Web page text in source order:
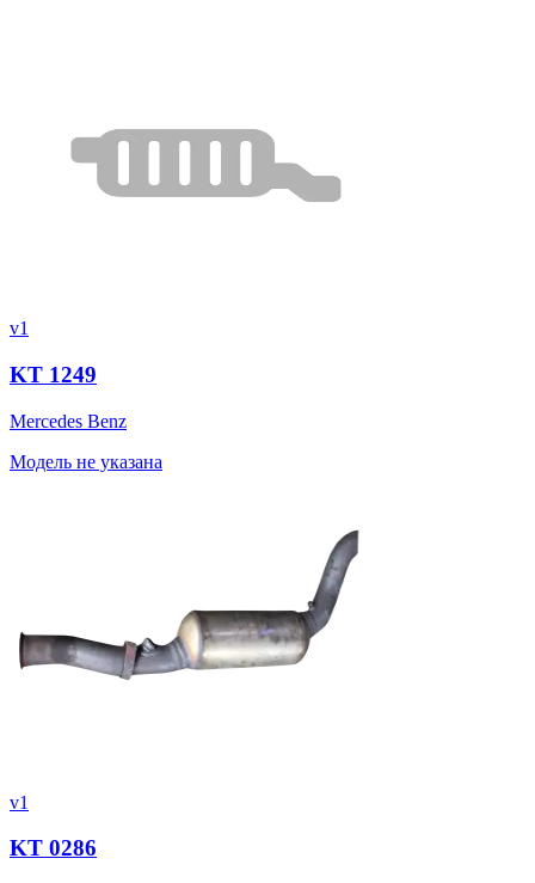
v1
KT 1249
Mercedes Benz
Модель не указана
v1
KT 0286